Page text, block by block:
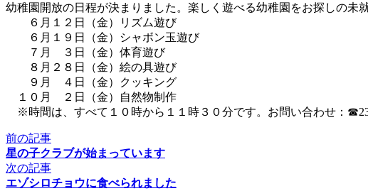
幼稚園開放の日程が決まりました。楽しく遊べる幼稚園をお探しの未
６月１２日（金）リズム遊び
６月１９日（金）シャボン玉遊び
７月 ３日（金）体育遊び
８月２８日（金）絵の具遊び
９月 ４日（金）クッキング
１０月 ２日（金）自然物制作
※時間は、すべて１０時から１１時３０分です。お問い合わせ：
前の記事
星の子クラブが始まっています
次の記事
エゾシロチョウに食べられました